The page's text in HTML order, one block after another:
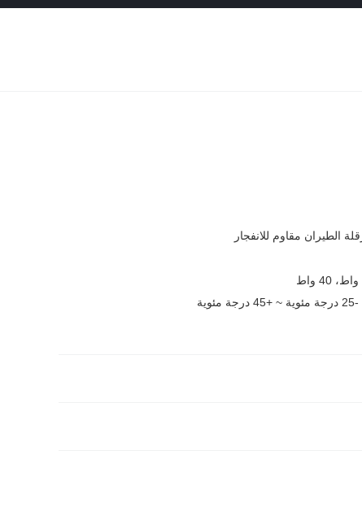
-25 درجة مئوية ~ +45 درجة مئوية